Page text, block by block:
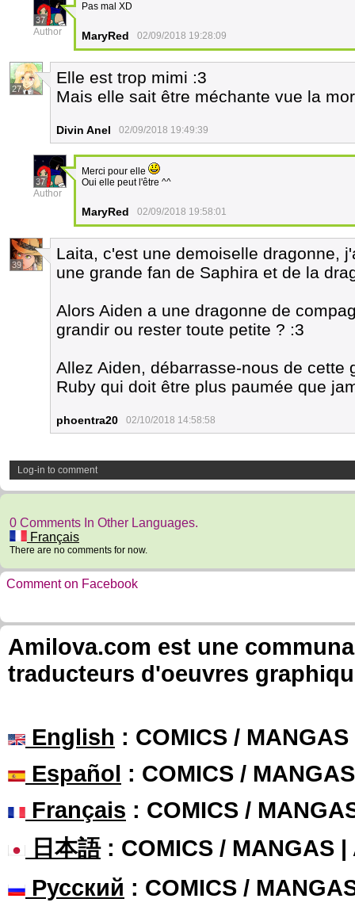
37
Author
Pas mal XD
MaryRed 02/09/2018 19:28:09
27
Elle est trop mimi :3
Mais elle sait être méchante vue la
Divin Anel 02/09/2018 19:49:39
37
Author
Merci pour elle
Oui elle peut l'être ^^
MaryRed 02/09/2018 19:58:01
39
Laita, c'est une demoiselle dragonne,
une grande fan de Saphira et de la
Alors Aiden a une dragonne de
grandir ou rester toute petite ? :3
Allez Aiden, débarrasse-nous de cette
Ruby qui doit être plus paumée que
phoentra20 02/10/2018 14:58:58
Log-in to comment
0 Comments In Other Languages.
Français
There are no comments for now.
Comment on Facebook
Amilova.com est une
traducteurs d'oeuvres
English : COMICS /
Español : COMICS /
Français : COMICS /
日本語: COMICS / MANGAS |
Русский : COMICS /